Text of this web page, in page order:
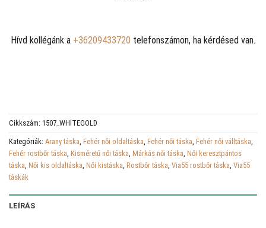
Hívd kollégánk a +36209433720 telefonszámon, ha kérdésed van.
Cikkszám: 1507_WHITEGOLD
Kategóriák: Arany táska Fehér női oldaltáska Fehér női táska Fehér női válltáska
Fehér rostbőr táska Kisméretű női táska Márkás női táska Női keresztpántos
táska Női kis oldaltáska Női kistáska Rostbőr táska Via55 rostbőr táska Via55
táskák
LEÍRÁS